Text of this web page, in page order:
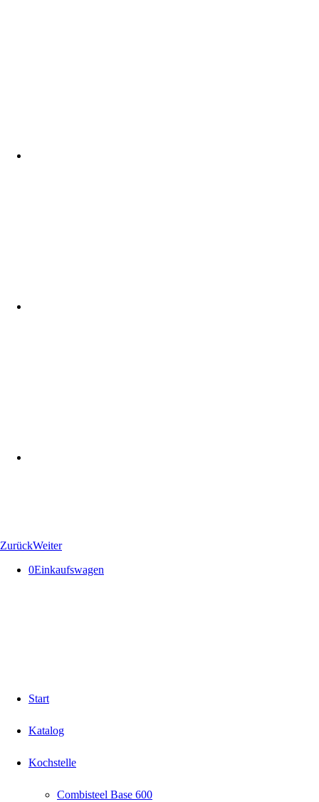
ZurückWeiter
0Einkaufswagen
Start
Katalog
Kochstelle
Combisteel Base 600